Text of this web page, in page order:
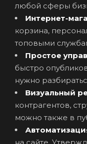
любой сферы
Интернет-
корзина,
топовыми
Простое
быстро
нужно
Визуальный
контрагентов,
можно также в
на сайте.